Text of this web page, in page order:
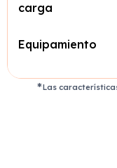
carga
Equipamiento
Las